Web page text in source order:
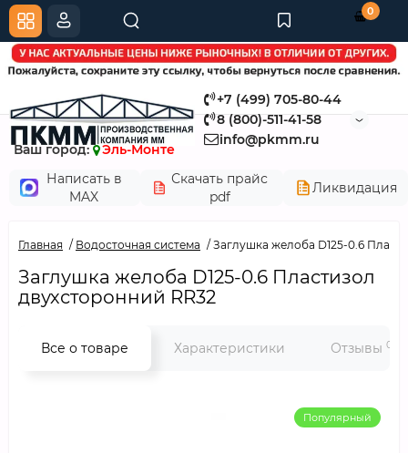
+7 (499) 705-80-44
8 (800)-511-41-58
info@pkmm.ru
Ваш город:
Эль-Монте
Написать в
MAX
Скачать прайс
pdf
Ликвидация
0
Главная Водосточная система Заглушка желоба D125-0.6
Заглушка желоба D125-0.6 Пластизол
двухсторонний RR32
Все о товаре Характеристики Отзывы 0
Популярный